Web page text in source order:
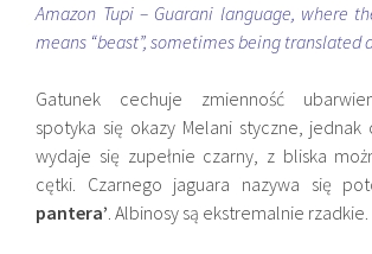
Amazon Tupi – Guarani language, where
means “beast”, sometimes being translated
Gatunek cechuje zmienność
spotyka się okazy Melani styczne, jednak
wydaje się zupełnie czarny, z bliska
cętki. Czarnego jaguara nazywa się
pantera’. Albinosy są ekstremalnie rzadkie.